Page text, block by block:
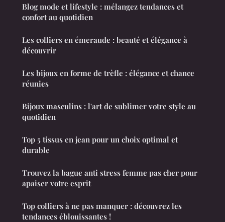
Blog mode et lifestyle : mélangez tendances et
confort au quotidien
Les colliers en émeraude : beauté et élégance à
découvrir
Les bijoux en forme de trèfle : élégance et chance
réunies
Bijoux masculins : l'art de sublimer votre style au
quotidien
Top 5 tissus en jean pour un choix optimal et
durable
Trouvez la bague anti stress femme pas cher pour
apaiser votre esprit
Top colliers à ne pas manquer : découvrez les
tendances éblouissantes !